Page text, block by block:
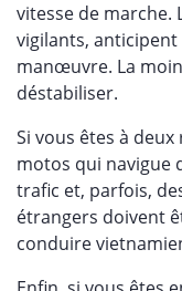
vitesse de marche.
vigilants,
manœuvre. La
déstabiliser.
Si vous êtes à
motos qui navigue
trafic et, parfois,
étrangers doivent
conduire